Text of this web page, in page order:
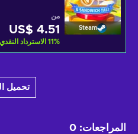
Steam
من
US$ 4.51
11% الاسترداد النقدي
تحميل
المراجعات:
0